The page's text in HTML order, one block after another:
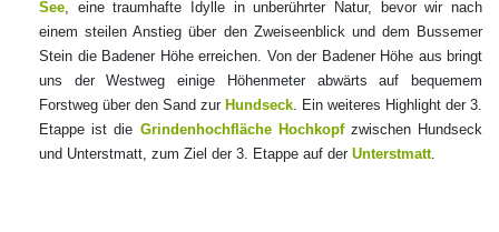
See, eine traumhafte Idylle in unberührter Natur, bevor wir nach
einem steilen Anstieg über den Zweiseenblick und dem Bussemer
Stein die Badener Höhe erreichen. Von der Badener Höhe aus bringt
uns der Westweg einige Höhenmeter abwärts auf bequemem
Forstweg über den Sand zur Hundseck. Ein weiteres Highlight der 3.
Etappe ist die Grindenhochfläche Hochkopf zwischen Hundseck
und Unterstmatt, zum Ziel der 3. Etappe auf der Unterstmatt.